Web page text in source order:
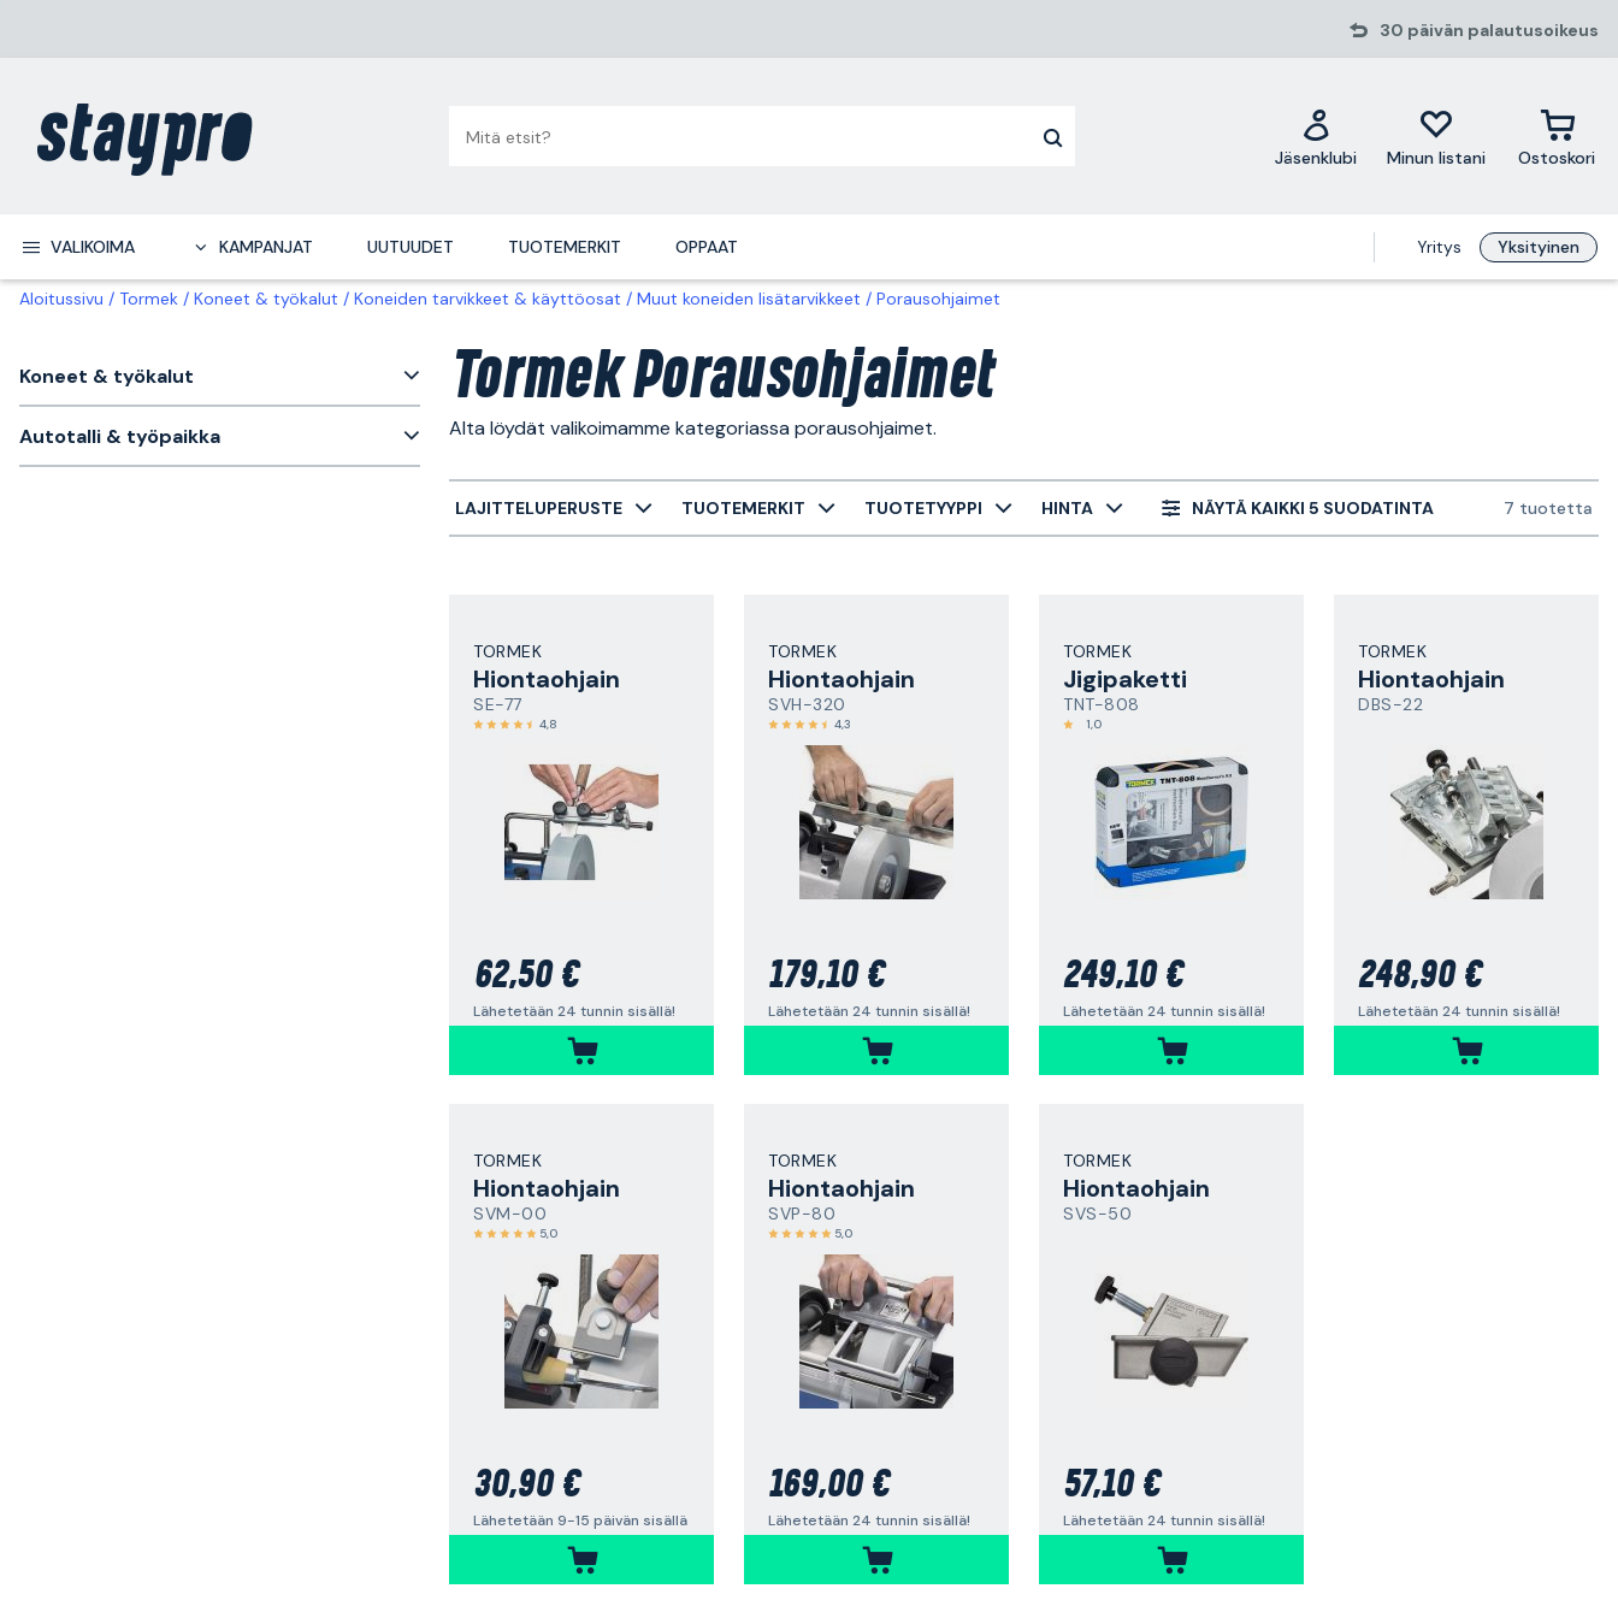
30 päivän palautusoikeus
Jäsenklubi Minun listani Ostoskori
VALIKOIMA KAMPANJAT UUTUUDET TUOTEMERKIT OPPAAT Yritys Yksityinen
Aloitussivu Tormek Koneet & työkalut Koneiden tarvikkeet & käyttöosat Muut koneiden lisätarvikkeet Porausohjaimet
Koneet & työkalut
Autotalli & työpaikka
Tormek Porausohjaimet
Alta löydät valikoimamme kategoriassa porausohjaimet.
LAJITTELUPERUSTE TUOTEMERKIT TUOTETYYPPI HINTA NÄYTÄ KAIKKI 5 SUODATINTA 7 tuotetta
TORMEK
Hiontaohjain
SE-77
4,8
62,50 €
Lähetetään 24 tunnin sisällä!
TORMEK
Hiontaohjain
SVH-320
4,3
179,10 €
Lähetetään 24 tunnin sisällä!
TORMEK
Jigipaketti
TNT-808
1,0
249,10 €
Lähetetään 24 tunnin sisällä!
TORMEK
Hiontaohjain
DBS-22
248,90 €
Lähetetään 24 tunnin sisällä!
TORMEK
Hiontaohjain
SVM-00
5,0
30,90 €
Lähetetään 9-15 päivän sisällä
TORMEK
Hiontaohjain
SVP-80
5,0
169,00 €
Lähetetään 24 tunnin sisällä!
TORMEK
Hiontaohjain
SVS-50
57,10 €
Lähetetään 24 tunnin sisällä!